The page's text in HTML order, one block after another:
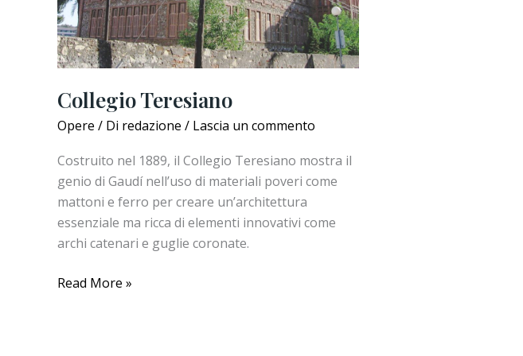
Collegio Teresiano
Opere / Di redazione / Lascia un commento
Costruito nel 1889, il Collegio Teresiano mostra il
genio di Gaudí nell’uso di materiali poveri come
mattoni e ferro per creare un’architettura
essenziale ma ricca di elementi innovativi come
archi catenari e guglie coronate.
Collegio
Read More »